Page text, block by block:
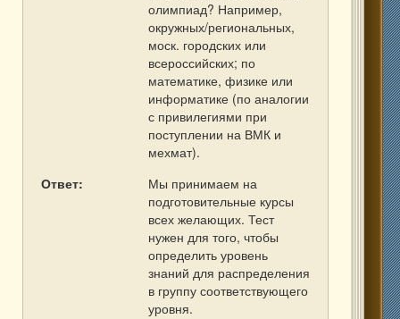
олимпиад? Например,
окружных/региональных,
моск. городских или
всероссийских; по
математике, физике или
информатике (по аналогии
с привилегиями при
поступлении на ВМК и
мехмат).
Ответ:
Мы принимаем на
подготовительные курсы
всех желающих. Тест
нужен для того, чтобы
определить уровень
знаний для распределения
в группу соответствующего
уровня.